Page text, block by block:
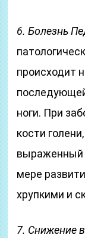
6. Болезнь
происходит
ноги. При
кости
выраженный
мере
хрупкими и
7. Снижение